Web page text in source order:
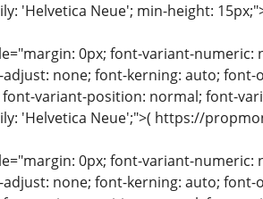
'Helvetica Neue'; min-height:
0px; font-variant-
none; font-kerning: auto;
variant-position: normal; font-
'Helvetica Neue';">( https://
0px; font-variant-
none; font-kerning: auto;